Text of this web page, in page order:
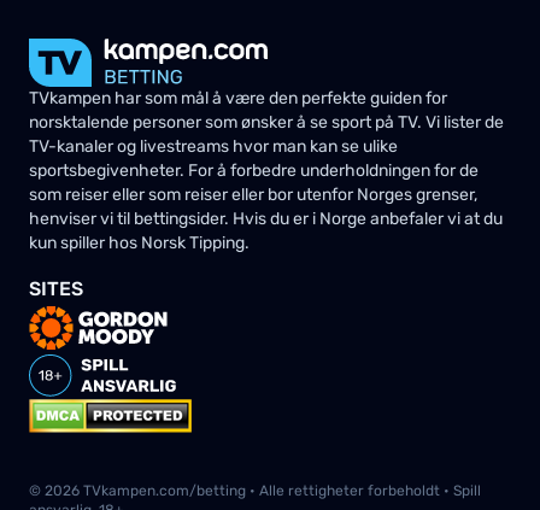
TVkampen har som mål å være den perfekte guiden for
norsktalende personer som ønsker å se sport på TV. Vi lister de
TV-kanaler og livestreams hvor man kan se ulike
sportsbegivenheter. For å forbedre underholdningen for de
som reiser eller som reiser eller bor utenfor Norges grenser,
henviser vi til bettingsider. Hvis du er i Norge anbefaler vi at du
kun spiller hos Norsk Tipping.
SITES
© 2026 TVkampen.com/betting • Alle rettigheter forbeholdt • Spill